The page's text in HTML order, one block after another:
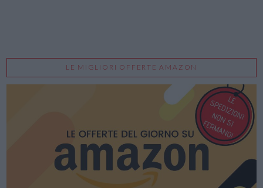
LE MIGLIORI OFFERTE AMAZON